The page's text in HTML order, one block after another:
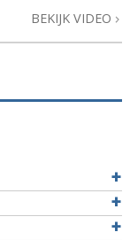
BEKIJK VIDEO